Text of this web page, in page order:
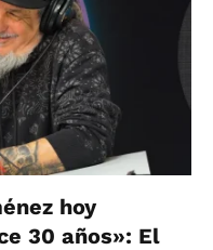
hoy
30 años»: El